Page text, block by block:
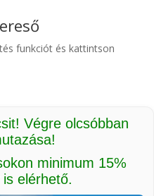
funkciót és kattintson
Végre olcsóbban
minimum 15%
elérhető.